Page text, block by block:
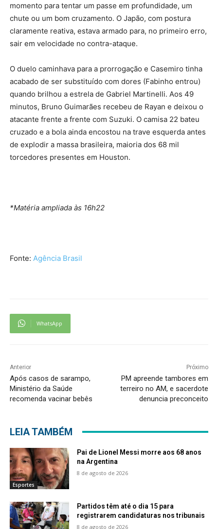
momento para tentar um passe em profundidade, um
chute ou um bom cruzamento. O Japão, com postura
claramente reativa, estava armado para, no primeiro erro,
sair em velocidade no contra-ataque.
O duelo caminhava para a prorrogação e Casemiro tinha
acabado de ser substituído com dores (Fabinho entrou)
quando brilhou a estrela de Gabriel Martinelli. Aos 49
minutos, Bruno Guimarães recebeu de Rayan e deixou o
atacante frente a frente com Suzuki. O camisa 22 bateu
cruzado e a bola ainda encostou na trave esquerda antes
de explodir a massa brasileira, maioria dos 68 mil
torcedores presentes em Houston.
*Matéria ampliada às 16h22
Fonte: Agência Brasil
WhatsApp
Anterior
Após casos de sarampo,
Ministério da Saúde
recomenda vacinar bebês
Próximo
PM apreende tambores em
terreiro no AM, e sacerdote
denuncia preconceito
LEIA TAMBÉM
Esportes
Pai de Lionel Messi morre aos 68 anos
na Argentina
8 de agosto de 2026
Partidos têm até o dia 15 para
registrarem candidaturas nos tribunais
8 de agosto de 2026